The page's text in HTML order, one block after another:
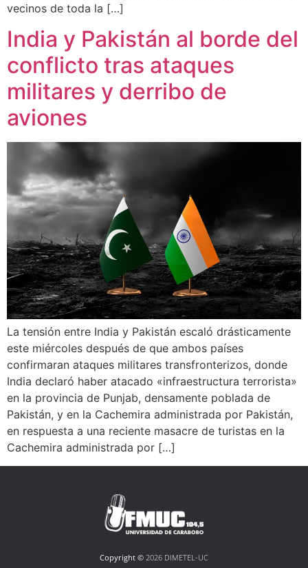
vecinos de toda la […]
India y Pakistán al borde del
conflicto tras ataques
militares y derribo de
aviones
La tensión entre India y Pakistán escaló drásticamente
este miércoles después de que ambos países
confirmaran ataques militares transfronterizos, donde
India declaró haber atacado «infraestructura terrorista»
en la provincia de Punjab, densamente poblada de
Pakistán, y en la Cachemira administrada por Pakistán,
en respuesta a una reciente masacre de turistas en la
Cachemira administrada por […]
Copyright © 2026 DIMETEL-UC